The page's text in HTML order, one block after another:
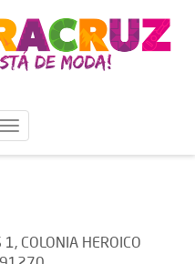
1, COLONIA HEROICO